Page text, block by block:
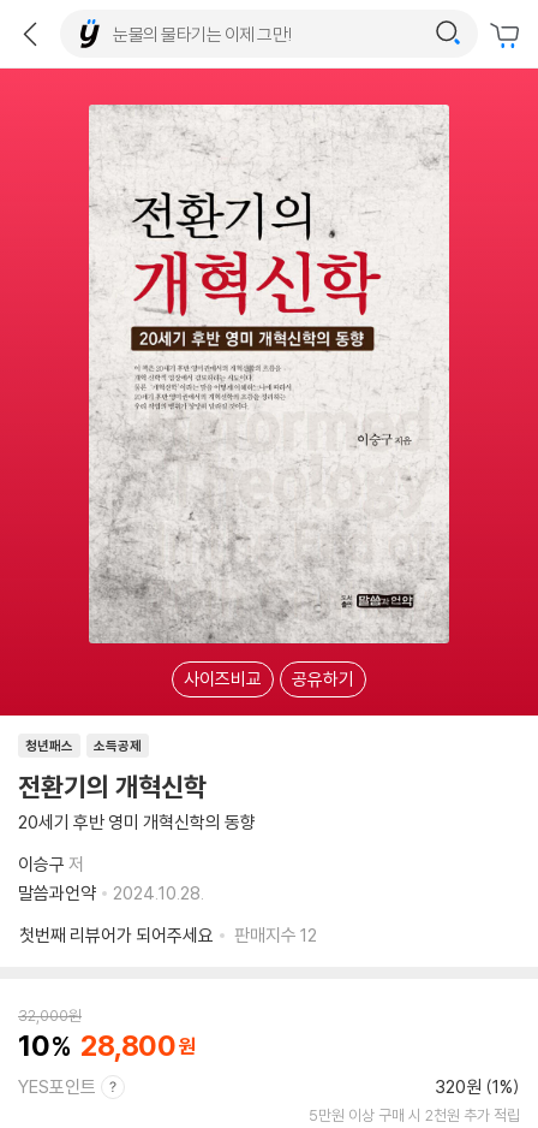
사이즈비교 공유하기
소득공제
청년패스
전환기의 개혁신학
20세기 후반 영미 개혁신학의 동향
이승구 저
말씀과언약
2024.10.28.
첫번째 리뷰어가 되어주세요
판매지수 12
32,000원
10 28,800
YES포인트 320원 (1%)
5만원 이상 구매 시 2천원 추가 적립